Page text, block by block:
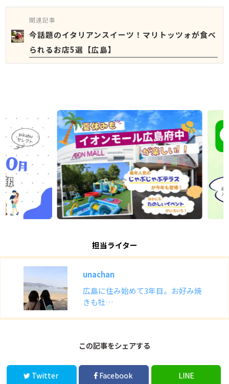
関連記事
今話題のイタリアンスイーツ！マリトッツォが食べ
られるお店5選【広島】
担当ライター
unachan
広島に住み始めて3年目。お好み焼
きも牡…
この記事をシェアする
Twitter Facebook LINE